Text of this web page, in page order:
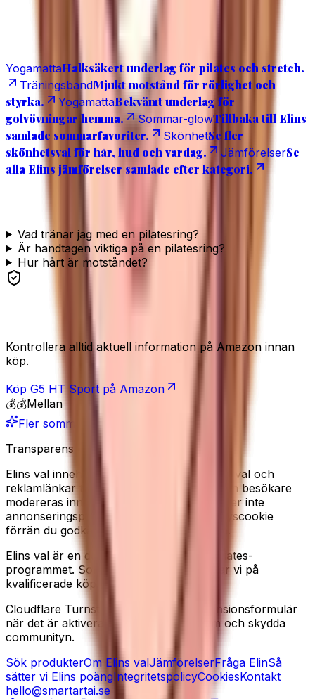
YogamattaHalksäkert underlag för pilates och stretch.
TräningsbandMjukt motstånd för rörlighet och
styrka.
YogamattaBekvämt underlag för
golvövningar hemma.
Sommar-glowTillbaka till Elins
samlade sommarfavoriter.
SkönhetSe fler
skönhetsval för hår, hud och vardag.
JämförelserSe
alla Elins jämförelser samlade efter kategori.
Vanliga frågor
Vad tränar jag med en pilatesring?
Är handtagen viktiga på en pilatesring?
Hur hårt är motståndet?
Se produkten
Kontrollera alltid aktuell information på Amazon innan
köp.
Köp G5 HT Sport på Amazon
💰💰Mellan
Fler sommarfavoriter
Transparens
Elins val innehåller redaktionella produkturval och
reklamlänkar till Amazon. Recensioner från besökare
modereras innan de publiceras. Vi använder inte
annonseringspixlar, och sätter ingen analyscookie
förrän du godkänner det i cookiebannern.
Elins val är en deltagare i Amazon Associates-
programmet. Som Amazon-partner tjänar vi på
kvalificerade köp.
Cloudflare Turnstile kan laddas på recensionsformulär
när det är aktiverat, för att minska spam och skydda
communityn.
Sök produkterOm Elins valJämförelserFråga ElinSå
sätter vi Elins poängIntegritetspolicyCookiesKontakt
hello@smartartai.se